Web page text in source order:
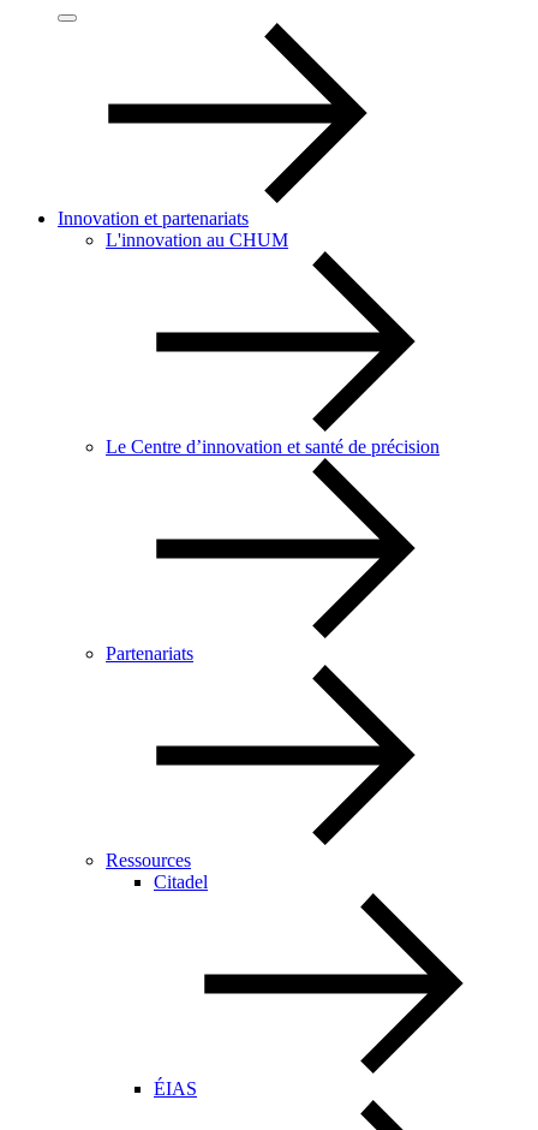
Innovation et partenariats
L'innovation au CHUM
Le Centre d’innovation et santé de précision
Partenariats
Ressources
Citadel
ÉIAS